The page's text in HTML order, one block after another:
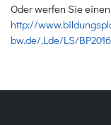
Oder werfen Sie
http://
bw.de/,Lde/LS/